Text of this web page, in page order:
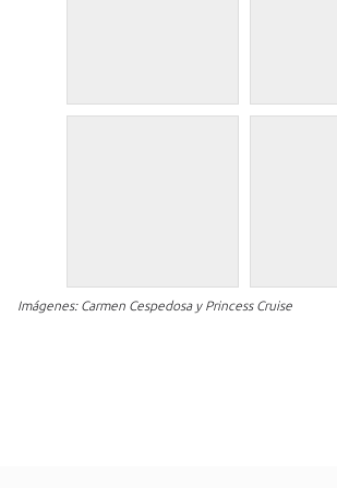
Imágenes: Carmen Cespedosa y Princess Cruise